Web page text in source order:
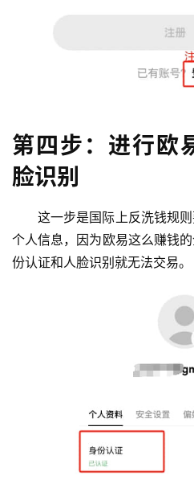
第四步：进行欧
脸识别
这一步是国际上反洗钱规
个人信息，因为欧易这么赚钱
份认证和人脸识别就无法交易。